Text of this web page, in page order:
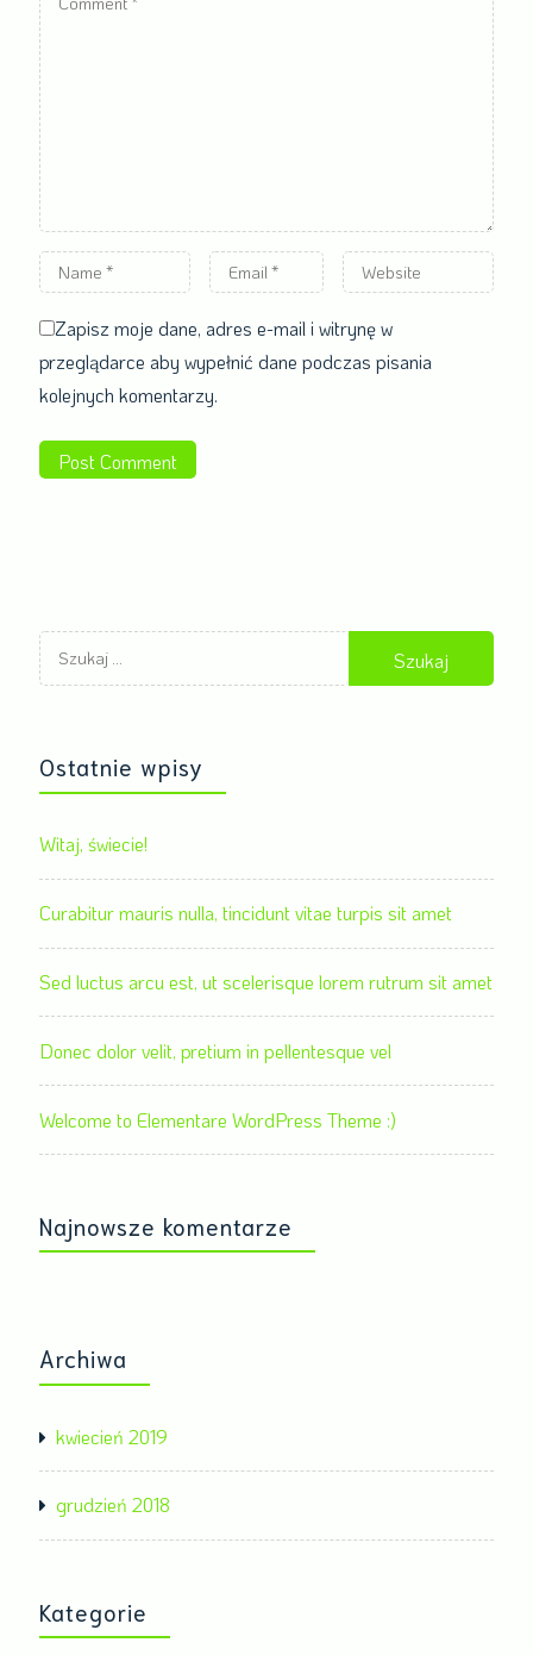
*
Name
*
Email
*
Website
Zapisz moje dane, adres e-mail i witrynę w
przeglądarce aby wypełnić dane podczas pisania
kolejnych komentarzy.
Szukaj:
Ostatnie wpisy
Witaj, świecie!
Curabitur mauris nulla, tincidunt vitae turpis sit amet
Sed luctus arcu est, ut scelerisque lorem rutrum sit amet
Donec dolor velit, pretium in pellentesque vel
Welcome to Elementare WordPress Theme :)
Najnowsze komentarze
Archiwa
kwiecień 2019
grudzień 2018
Kategorie